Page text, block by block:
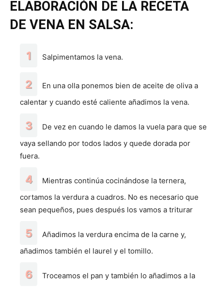
ELABORACIÓN DE LA RECETA
DE VENA EN SALSA:
Salpimentamos la vena.
En una olla ponemos bien de aceite de oliva a
calentar y cuando esté caliente añadimos la vena.
De vez en cuando le damos la vuela para que se
vaya sellando por todos lados y quede dorada por
fuera.
Mientras continúa cocinándose la ternera,
cortamos la verdura a cuadros. No es necesario que
sean pequeños, pues después los vamos a triturar
Añadimos la verdura encima de la carne y,
añadimos también el laurel y el tomillo.
Troceamos el pan y también lo añadimos a la